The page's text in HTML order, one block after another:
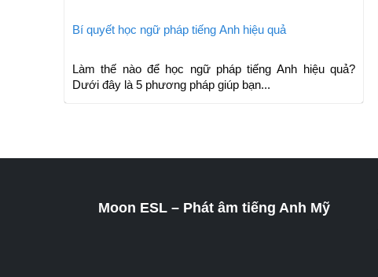
Bí quyết học ngữ pháp tiếng Anh hiệu quả
Làm thế nào để học ngữ pháp tiếng Anh hiệu quả?
Dưới đây là 5 phương pháp giúp bạn...
Moon ESL – Phát âm tiếng Anh Mỹ